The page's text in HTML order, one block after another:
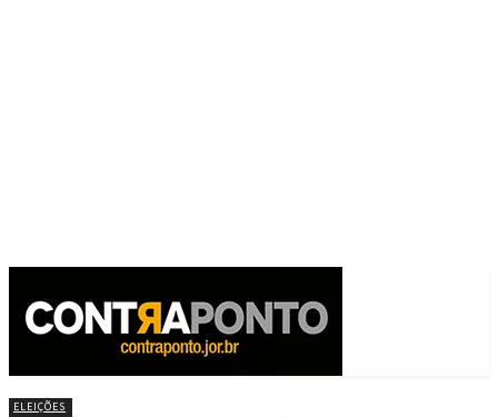
ELEIÇÕES